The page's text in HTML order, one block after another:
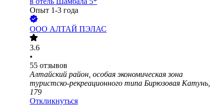
Опыт 1-3 года
ООО АЛТАЙ ПЭЛАС
3.6
•
55 отзывов
Алтайский район, особая экономическая зона
туристско-рекреационного типа Бирюзовая Катунь,
179
Откликнуться